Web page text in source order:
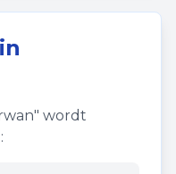
in
" wordt